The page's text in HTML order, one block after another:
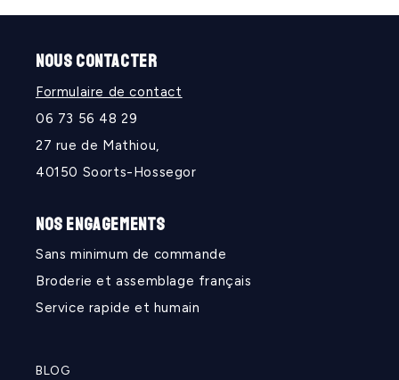
NOUS CONTACTER
Formulaire de contact
06 73 56 48 29
27 rue de Mathiou,
40150 Soorts-Hossegor
NOS ENGAGEMENTS
Sans minimum de commande
Broderie et assemblage français
Service rapide et humain
BLOG